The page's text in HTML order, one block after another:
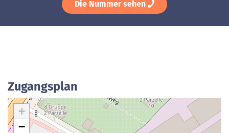
Die Nummer sehen
Zugangsplan
+
−